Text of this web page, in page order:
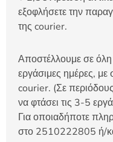
εξοφλήσετε την
της courier.
Αποστέλλουμε σε
εργάσιμες ημέρες, με
courier. (Σε
να φτάσει τις 3-5
Για οποιαδήποτε
στο 2510222805 ή/